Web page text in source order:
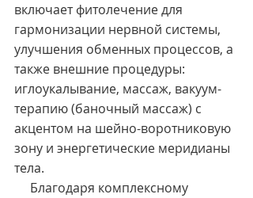
включает фитолечение для
гармонизации нервной системы,
улучшения обменных процессов, а
также внешние процедуры:
иглоукалывание, массаж, вакуум-
терапию (баночный массаж) с
акцентом на шейно-воротниковую
зону и энергетические меридианы
тела.